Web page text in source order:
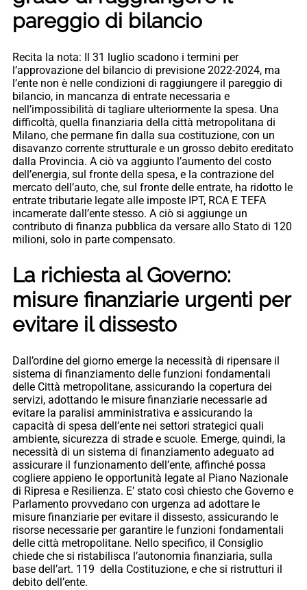
pareggio di bilancio
Recita la nota: Il 31 luglio scadono i termini per
l’approvazione del bilancio di previsione 2022-2024, ma
l’ente non è nelle condizioni di raggiungere il pareggio di
bilancio, in mancanza di entrate necessaria e
nell’impossibilità di tagliare ulteriormente la spesa. Una
difficoltà, quella finanziaria della città metropolitana di
Milano, che permane fin dalla sua costituzione, con un
disavanzo corrente strutturale e un grosso debito ereditato
dalla Provincia. A ciò va aggiunto l’aumento del costo
dell’energia, sul fronte della spesa, e la contrazione del
mercato dell’auto, che, sul fronte delle entrate, ha ridotto le
entrate tributarie legate alle imposte IPT, RCA E TEFA
incamerate dall’ente stesso. A ciò si aggiunge un
contributo di finanza pubblica da versare allo Stato di 120
milioni, solo in parte compensato.
La richiesta al Governo:
misure finanziarie urgenti per
evitare il dissesto
Dall’ordine del giorno emerge la necessità di ripensare il
sistema di finanziamento delle funzioni fondamentali
delle Città metropolitane, assicurando la copertura dei
servizi, adottando le misure finanziarie necessarie ad
evitare la paralisi amministrativa e assicurando la
capacità di spesa dell’ente nei settori strategici quali
ambiente, sicurezza di strade e scuole. Emerge, quindi, la
necessità di un sistema di finanziamento adeguato ad
assicurare il funzionamento dell’ente, affinché possa
cogliere appieno le opportunità legate al Piano Nazionale
di Ripresa e Resilienza. E’ stato così chiesto che Governo e
Parlamento provvedano con urgenza ad adottare le
misure finanziarie per evitare il dissesto, assicurando le
risorse necessarie per garantire le funzioni fondamentali
delle città metropolitane. Nello specifico, il Consiglio
chiede che si ristabilisca l’autonomia finanziaria, sulla
base dell’art. 119 della Costituzione, e che si ristrutturi il
debito dell’ente.